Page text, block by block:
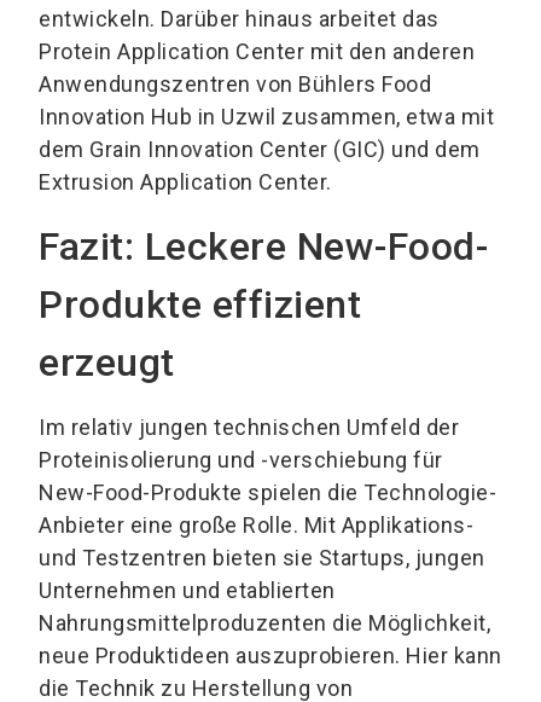
entwickeln. Darüber hinaus arbeitet das
Protein Application Center mit den anderen
Anwendungszentren von Bühlers Food
Innovation Hub in Uzwil zusammen, etwa mit
dem Grain Innovation Center (GIC) und dem
Extrusion Application Center.
Fazit: Leckere New-Food-
Produkte effizient
erzeugt
Im relativ jungen technischen Umfeld der
Proteinisolierung und -verschiebung für
New-Food-Produkte spielen die Technologie-
Anbieter eine große Rolle. Mit Applikations-
und Testzentren bieten sie Startups, jungen
Unternehmen und etablierten
Nahrungsmittelproduzenten die Möglichkeit,
neue Produktideen auszuprobieren. Hier kann
die Technik zu Herstellung von